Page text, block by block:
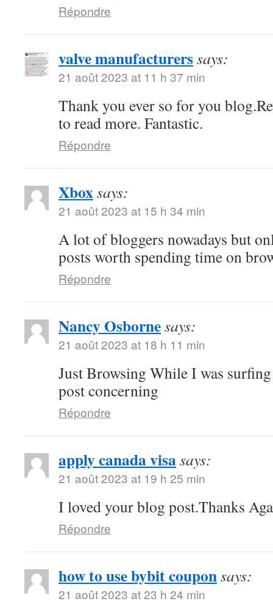
Répondre
valve manufacturerssays:
21 août 2023 at 11 h 37 min
Thank you ever so for you
to read more. Fantastic.
Répondre
Xboxsays:
21 août 2023 at 15 h 34 min
A lot of bloggers nowadays but
posts worth spending time on
Répondre
Nancy Osbornesays:
21 août 2023 at 18 h 11 min
Just Browsing While I was
post concerning
Répondre
apply canada visasays:
21 août 2023 at 19 h 25 min
I loved your blog post.Thanks
Répondre
how to use bybit couponsays:
21 août 2023 at 23 h 24 min